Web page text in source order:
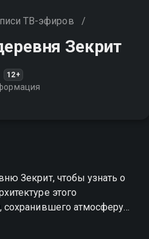
ТВ-эфиров /
Зекрит
12+
Зекрит, чтобы узнать о
этого
сохранившего атмосферу